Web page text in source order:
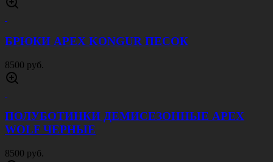
БРЮКИ APEX KONGUR ПЕСОК
8500 руб.
ПОЛУБОТИНКИ ДЕМИСЕЗОННЫЕ APEX
WOLF ЧЕРНЫЕ
8500 руб.